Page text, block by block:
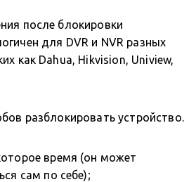
после блокировки
для DVR и NVR разных
как Dahua, Hikvision, Uniview,
разблокировать устройство.
время (он может
сам по себе);